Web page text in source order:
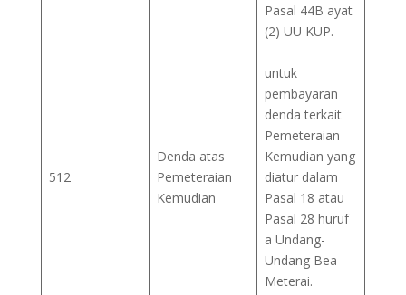
Pasal 44B ayat
(2) UU KUP.
512
Denda atas
Pemeteraian
Kemudian
untuk
pembayaran
denda terkait
Pemeteraian
Kemudian yang
diatur dalam
Pasal 18 atau
Pasal 28 huruf
a Undang-
Undang Bea
Meterai.